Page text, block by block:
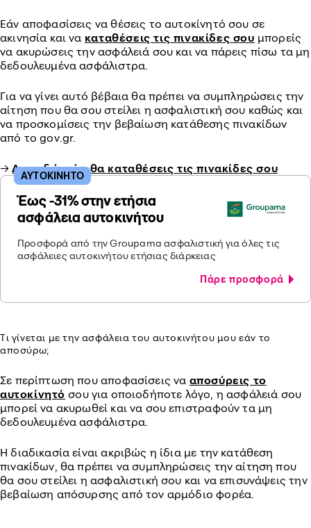
Εάν αποφασίσεις να θέσεις το αυτοκίνητό σου σε
ακινησία και να καταθέσεις τις πινακίδες σου μπορείς
να ακυρώσεις την ασφάλειά σου και να πάρεις πίσω τα μη
δεδουλευμένα ασφάλιστρα.
Για να γίνει αυτό βέβαια θα πρέπει να συμπληρώσεις την
αίτηση που θα σου στείλει η ασφαλιστική σου καθώς και
να προσκομίσεις την βεβαίωση κατάθεσης πινακίδων
από το gov.gr.
→Δες εδώ πώς θα καταθέσεις τις πινακίδες σου
Έως -31% στην ετήσια
ασφάλεια αυτοκινήτου
Προσφορά από την Groupama ασφαλιστική για όλες τις
ασφάλειες αυτοκινήτου ετήσιας διάρκειας
Πάρε προσφορά
ΑΥΤΟΚΙΝΗΤΟ
Τι γίνεται με την ασφάλεια του αυτοκινήτου μου εάν το
αποσύρω;
Σε περίπτωση που αποφασίσεις να αποσύρεις το
αυτοκίνητό σου για οποιοδήποτε λόγο, η ασφάλειά σου
μπορεί να ακυρωθεί και να σου επιστραφούν τα μη
δεδουλευμένα ασφάλιστρα.
Η διαδικασία είναι ακριβώς η ίδια με την κατάθεση
πινακίδων, θα πρέπει να συμπληρώσεις την αίτηση που
θα σου στείλει η ασφαλιστική σου και να επισυνάψεις την
βεβαίωση απόσυρσης από τον αρμόδιο φορέα.